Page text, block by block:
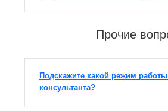
Прочие
Подскажите какой режим
консультанта?